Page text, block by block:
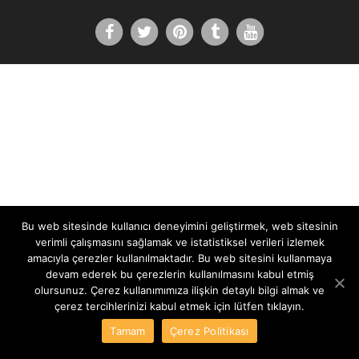
Bu web sitesinde kullanıcı deneyimini geliştirmek, web sitesinin
verimli çalışmasını sağlamak ve istatistiksel verileri izlemek
amacıyla çerezler kullanılmaktadır. Bu web sitesini kullanmaya
devam ederek bu çerezlerin kullanılmasını kabul etmiş
olursunuz. Çerez kullanımımıza ilişkin detaylı bilgi almak ve
çerez tercihlerinizi kabul etmek için lütfen tıklayın.
Tamam
Çerez Politikası